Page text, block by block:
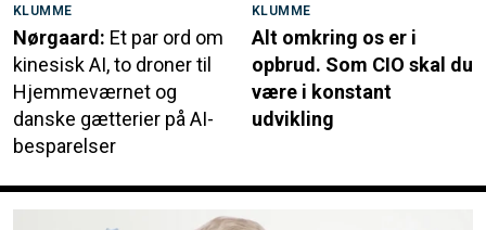
KLUMME
Nørgaard: Et par ord om
kinesisk AI, to droner til
Hjemmeværnet og
danske gætterier på AI-
besparelser
KLUMME
Alt omkring os er i
opbrud. Som CIO skal du
være i konstant
udvikling